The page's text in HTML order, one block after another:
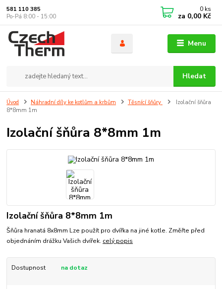
Menu
Hledat
581 110 385
Po-Pá 8:00 - 15:00
0 ks
za 0,00 Kč
Úvod Náhradní díly ke kotlům a krbům Těsnící šňůry
Izolační šňůra
8*8mm 1m
Izolační šňůra 8*8mm 1m
Izolační šňůra 8*8mm 1m
Šňůra hranatá 8x8mm Lze použít pro dvířka na jiné kotle. Změřte před
objednáním drážku Vašich dvířek. celý popis
Dostupnost na dotaz